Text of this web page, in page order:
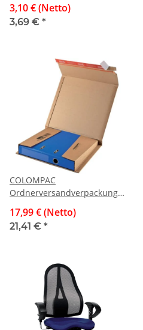
40 Blatt, weiß
3,10 € (Netto)
3,69 € *
COLOMPAC
Ordnerversandverpackung
320x290x35-80 mm, braun,
17,99 € (Netto)
21,41 € *